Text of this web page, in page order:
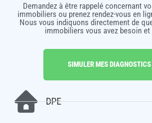
Demandez à être rappelé concernant
immobiliers ou prenez rendez-vous en
Nous vous indiquons directement de
immobiliers vous avez besoin et
SIMULER MES DIAGNOSTICS
DPE